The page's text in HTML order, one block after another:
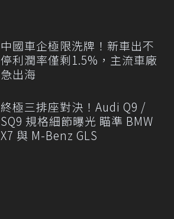
中國車企極限洗牌！新車出不
停利潤率僅剩1.5%，主流車廠
急出海
終極三排座對決！Audi Q9 /
SQ9 規格細節曝光 瞄準 BMW
X7 與 M-Benz GLS